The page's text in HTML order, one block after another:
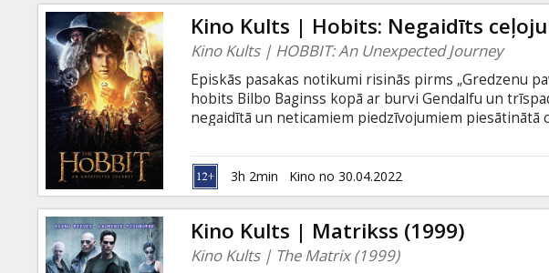
Kino Kults | Hobits: Negaidīts
Kino Kults | HOBBIT: An Unexpected Journey
Episkās pasakas notikumi risinās pirms „Gredzenu
hobits Bilbo Baginss kopā ar burvi Gendalfu un
negaidītā un neticamiem piedzīvojumiem piesātinātā
„Gredzenu pavēlnieka” triloģijas dalībniekus. Pirmo
skatīsimies tās paplašinātajā ("extended") versijā,
nav demonstrēta. Režisora Pītera Džeksona vadībā
atkārtotai demonstrēšanai uz lielajiem ekrāniem.
3h 2min Kino no 30.04.2022
Kino Kults | Matrikss (1999)
Kino Kults | The Matrix (1999)